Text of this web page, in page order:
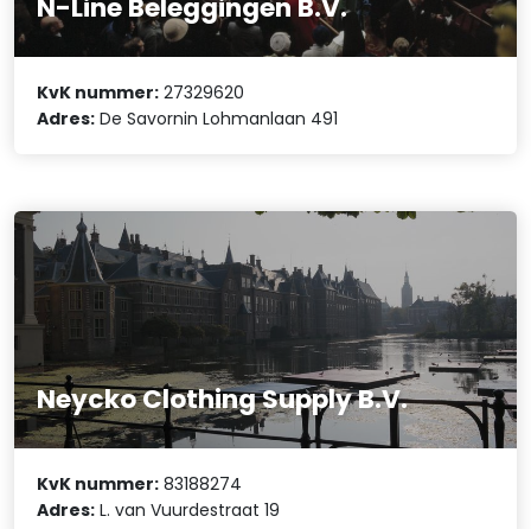
KvK nummer: 27329620
Adres: De Savornin Lohmanlaan 491
Neycko Clothing Supply B.V.
KvK nummer: 83188274
Adres: L. van Vuurdestraat 19